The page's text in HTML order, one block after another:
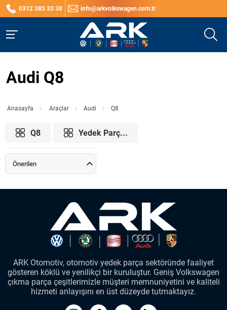
0312 385 33 38 info@arkvolkswagen.com.tr
Audi Q8
Anasayfa Araçlar Audi Q8
Q8 Yedek Parç...
Önerilen
ARK Otomotiv, otomotiv yedek parça sektöründe faaliyet
gösteren köklü ve yenilikçi bir kuruluştur. Geniş Volkswagen
çıkma parça çeşitlerimizle müşteri memnuniyetini ve kaliteli
hizmeti anlayışını en üst düzeyde tutmaktayız.